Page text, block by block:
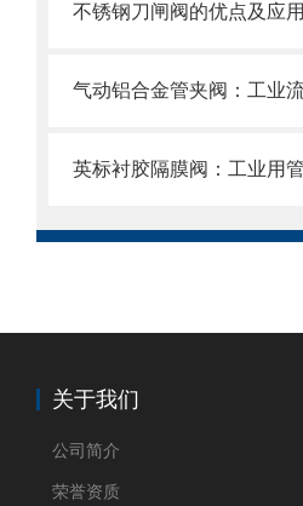
不锈钢刀闸阀的优点及应用
关于我们
公司简介
荣誉资质